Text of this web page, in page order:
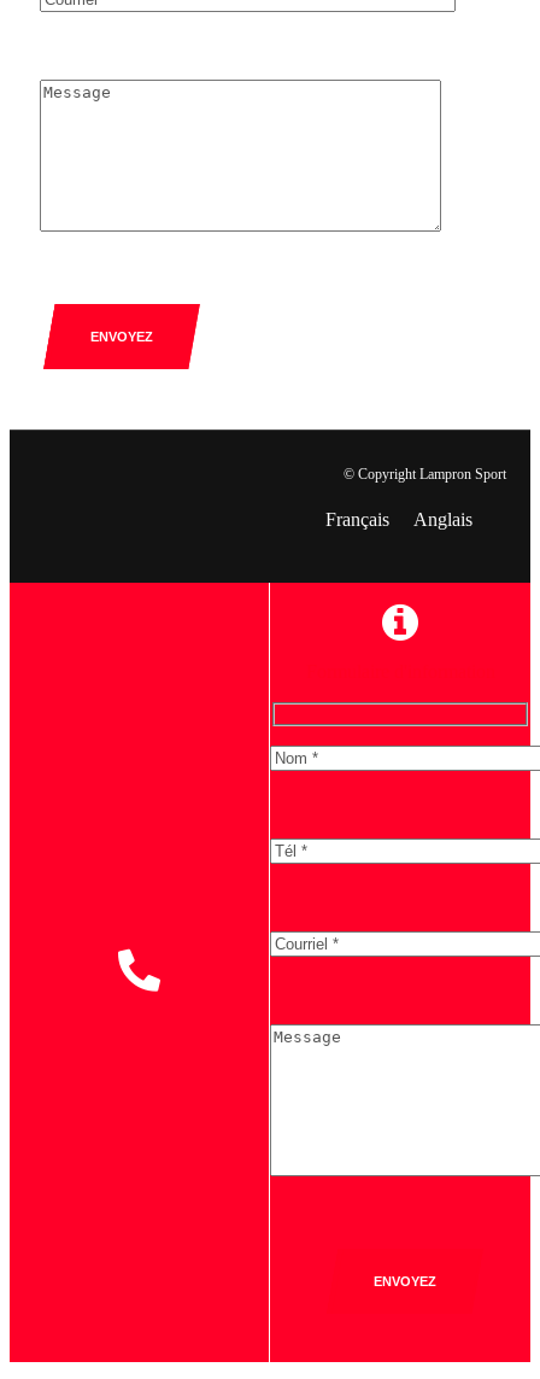
ENVOYEZ
© Copyright Lampron Sport
Français Anglais
ENVOYEZ